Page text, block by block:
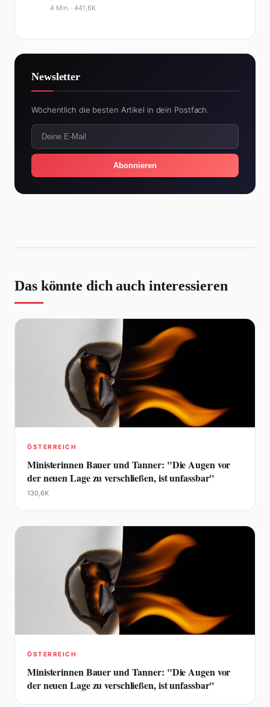
4 Min. ·441,6K
Newsletter
Wöchentlich die besten Artikel in dein Postfach.
Abonnieren
Das könnte dich auch interessieren
ÖSTERREICH
Ministerinnen Bauer und Tanner: "Die Augen vor
der neuen Lage zu verschließen, ist unfassbar"
130,6K
ÖSTERREICH
Ministerinnen Bauer und Tanner: "Die Augen vor
der neuen Lage zu verschließen, ist unfassbar"